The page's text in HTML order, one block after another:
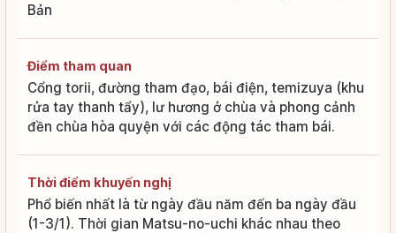
Bản
Điểm tham quan
Cổng torii, đường tham đạo, bái điện, temizuya (khu
rửa tay thanh tẩy), lư hương ở chùa và phong cảnh
đền chùa hòa quyện với các động tác tham bái.
Thời điểm khuyến nghị
Phổ biến nhất là từ ngày đầu năm đến ba ngày đầu
(1-3/1). Thời gian Matsu-no-uchi khác nhau theo